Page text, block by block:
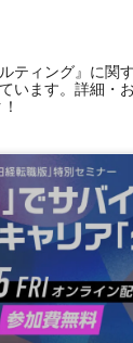
ティング』に関
います。詳細・